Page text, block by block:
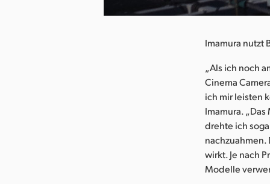
Imamura nutzt
„Als ich noch
Cinema
ich mir leisten
Imamura.
drehte ich
nachzuahmen.
wirkt. Je nach
Modelle